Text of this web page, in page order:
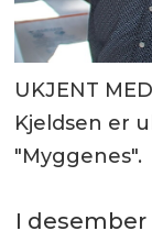
UKJENT
Kjeldsen er
"Myggenes".
I desember